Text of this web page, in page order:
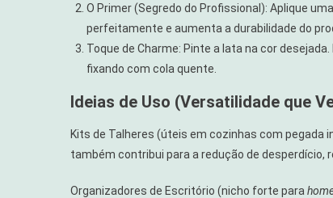
O Primer (Segredo do Profissional): Aplique
perfeitamente e aumenta a durabilidade do
Toque de Charme: Pinte a lata na cor
fixando com cola quente.
Ideias de Uso (Versatilidade que
Kits de Talheres (úteis em cozinhas com pegada
também contribui para a redução de desperdício,
Organizadores de Escritório (nicho forte para